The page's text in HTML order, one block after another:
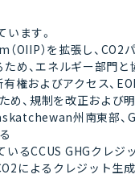
ます。
）を拡張し、CO2
め、エネルギー部門
有権およびアクセス、
、規制を改正および
州南東部、
るCCUS GHGクレジ
によるクレジット生